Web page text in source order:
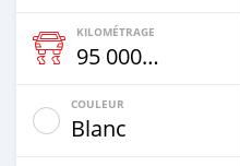
KILOMÉTRAGE
95 000 Km
COULEUR
Blanc